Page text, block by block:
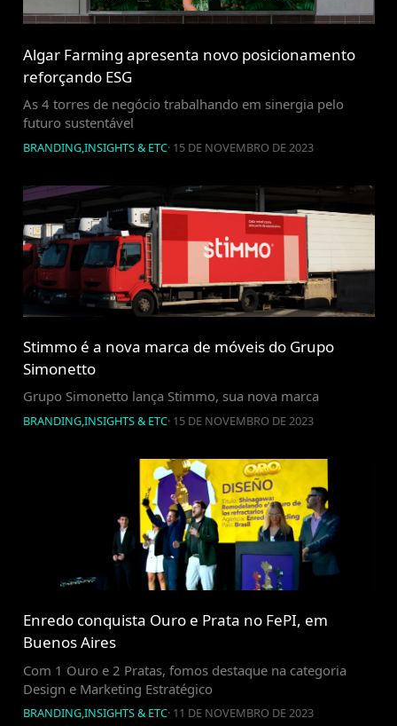
Algar Farming apresenta novo posicionamento
reforçando ESG
As 4 torres de negócio trabalhando em sinergia pelo
futuro sustentável
BRANDING,INSIGHTS & ETC· 15 DE NOVEMBRO DE 2023
Stimmo é a nova marca de móveis do Grupo
Simonetto
Grupo Simonetto lança Stimmo, sua nova marca
BRANDING,INSIGHTS & ETC· 15 DE NOVEMBRO DE 2023
Enredo conquista Ouro e Prata no FePI, em
Buenos Aires
Com 1 Ouro e 2 Pratas, fomos destaque na categoria
Design e Marketing Estratégico
BRANDING,INSIGHTS & ETC· 11 DE NOVEMBRO DE 2023